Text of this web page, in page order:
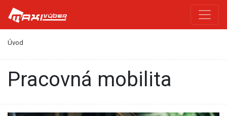
Úvod
Pracovná mobilita